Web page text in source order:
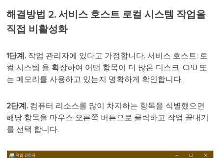
해결방법 2. 서비스 호스트 로컬 시스템 작업을
직접 비활성화
1단계. 작업 관리자에 있다고 가정합니다. 서비스 호스트: 로
컬 시스템 을 확장하여 어떤 항목이 더 많은 디스크, CPU 또
는 메모리를 사용하고 있는지 명확하게 확인합니다.
2단계. 컴퓨터 리소스를 많이 차지하는 항목을 식별했으면
해당 항목을 마우스 오른쪽 버튼으로 클릭하고 작업 끝내기
를 선택 합니다.